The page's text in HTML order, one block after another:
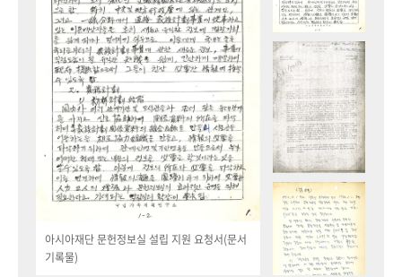
아시아재단 문헌정보실 설립 지원 요청서(문서
기록물)